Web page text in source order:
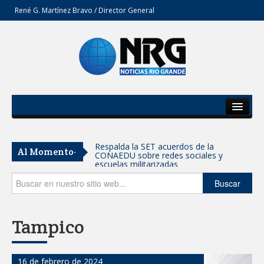
René G. Martínez Bravo / Director General
Del Estado
Secciones
Opinión
Al Momento- AVANZAN TRABAJOS DE
MODERNIZACIÓN EN AVENIDA
REFORMA; GOBIERNO MUNICIPAL
MANTIENE EL RITMO DE LAS OBRAS
PRIORITARIAS
Atendió Protección Civil de Reynosa
HACIENDA SAN AGUSTÍN
Buscar
Tampico
16 de febrero de 2024